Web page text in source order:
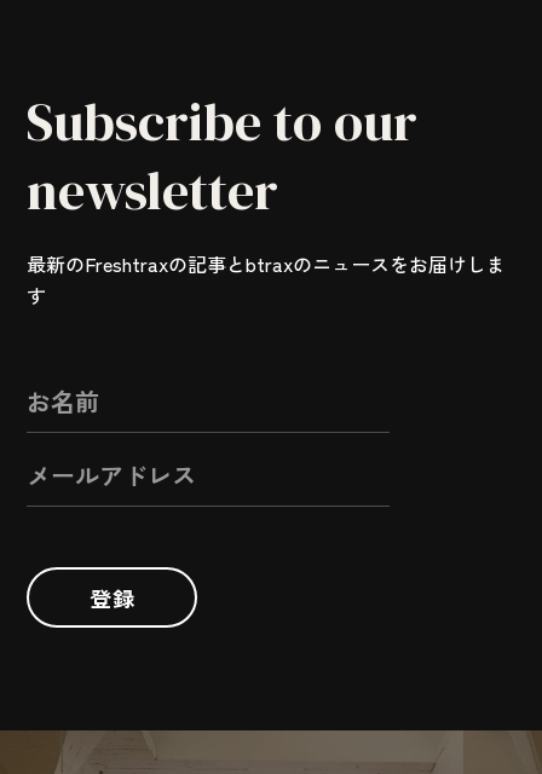
Subscribe to our
newsletter
最新のFreshtraxの記事とbtraxのニュースをお届けしま
す
登録